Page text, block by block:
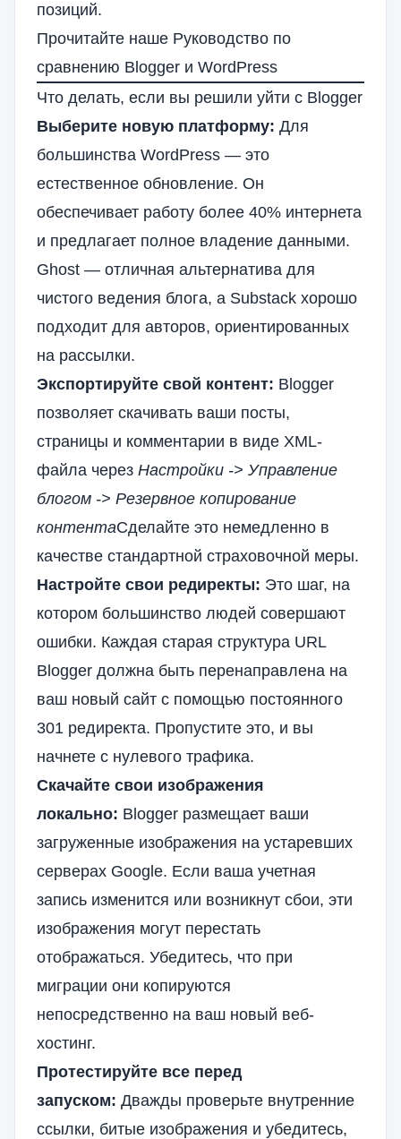
позиций.
Прочитайте наше Руководство по
сравнению Blogger и WordPress
Что делать, если вы решили уйти с Blogger
Выберите новую платформу: Для
большинства WordPress — это
естественное обновление. Он
обеспечивает работу более 40% интернета
и предлагает полное владение данными.
Ghost — отличная альтернатива для
чистого ведения блога, а Substack хорошо
подходит для авторов, ориентированных
на рассылки.
Экспортируйте свой контент: Blogger
позволяет скачивать ваши посты,
страницы и комментарии в виде XML-
файла через Настройки -> Управление
блогом -> Резервное копирование
контентаСделайте это немедленно в
качестве стандартной страховочной меры.
Настройте свои редиректы: Это шаг, на
котором большинство людей совершают
ошибки. Каждая старая структура URL
Blogger должна быть перенаправлена на
ваш новый сайт с помощью постоянного
301 редиректа. Пропустите это, и вы
начнете с нулевого трафика.
Скачайте свои изображения
локально: Blogger размещает ваши
загруженные изображения на устаревших
серверах Google. Если ваша учетная
запись изменится или возникнут сбои, эти
изображения могут перестать
отображаться. Убедитесь, что при
миграции они копируются
непосредственно на ваш новый веб-
хостинг.
Протестируйте все перед
запуском: Дважды проверьте внутренние
ссылки, битые изображения и убедитесь,